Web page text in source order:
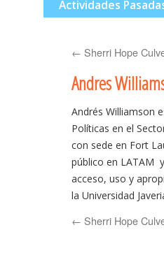
Actividades
← Sherri Hope
Andres
Andrés Williamson
Políticas en el
con sede en Fort
público en LATAM
acceso, uso y
la Universidad
actual, se
← Sherri Hope